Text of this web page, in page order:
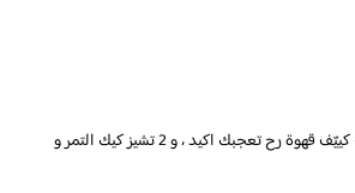
عصير برتقال و كان لزيز بس مو واو ، و دلة قهوة كانت حلووة و مركزة و لو انت كييّف قهوة رح تعجبك اكيد ، و 2 تشيز كيك التمر و